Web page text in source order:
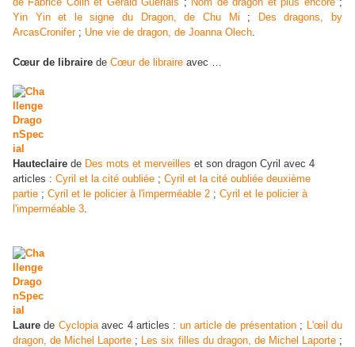
Yin Yin et le signe du Dragon, de Chu Mi ;
Des dragons, by
ArcasCronifer; Une vie de dragon, de Joanna Olech.
Cœur de libraire de Cœur de libraire avec …
Hauteclaire de Des mots et merveilles et son dragon Cyril avec 4
articles : Cyril et la cité oubliée ; Cyril et la cité oubliée deuxième
partie ; Cyril et le policier à l'imperméable 2 ; Cyril et le policier à
l'imperméable 3.
Laure de Cyclopiaavec 4 articles : un article de présentation; L'œil du
dragon, de Michel Laporte ; Les six filles du dragon, de Michel Laporte;